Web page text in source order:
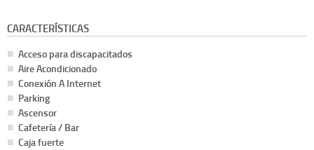
CARACTERÍSTICAS
Acceso para discapacitados
Aire Acondicionado
Conexión A Internet
Parking
Ascensor
Cafetería / Bar
Caja fuerte